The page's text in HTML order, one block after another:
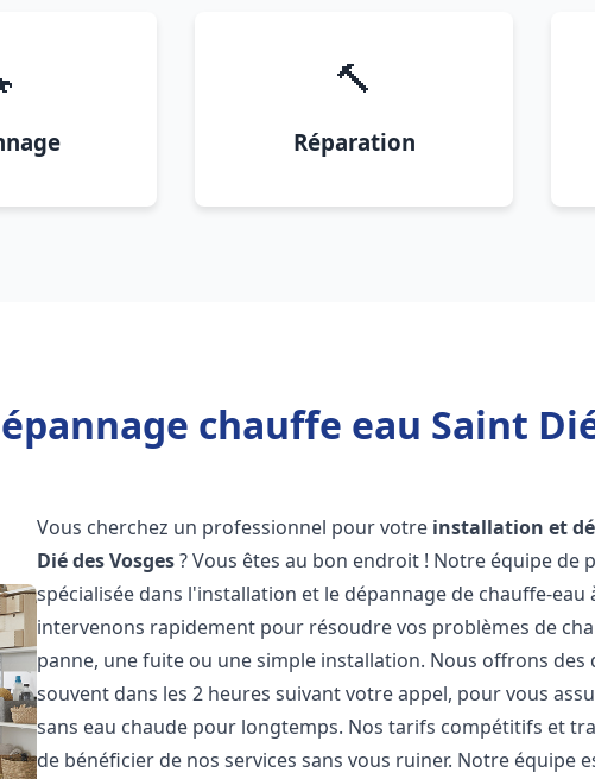
🔨
Réparation
chauffe eau Saint
Vous cherchez un professionnel pour votre installation et
Dié des Vosges? Vous êtes au bon endroit ! Notre équipe de
spécialisée dans l'installation et le dépannage de chauffe-eau
intervenons rapidement pour résoudre vos problèmes de
panne, une fuite ou une simple installation. Nous offrons
souvent dans les 2 heures suivant votre appel, pour vous
sans eau chaude pour longtemps. Nos tarifs compétitifs et
de bénéficier de nos services sans vous ruiner. Notre équipe